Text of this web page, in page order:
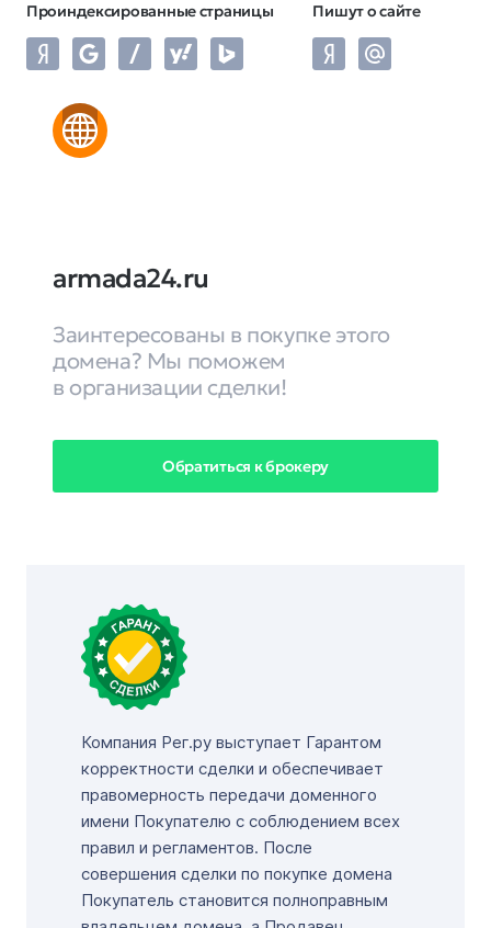
Проиндексированные страницы Пишут о сайте
armada24.ru
Заинтересованы в покупке этого
домена? Мы поможем
в организации сделки!
Обратиться к брокеру
Компания Рег.ру выступает Гарантом
корректности сделки и обеспечивает
правомерность передачи доменного
имени Покупателю с соблюдением всех
правил и регламентов. После
совершения сделки по покупке домена
Покупатель становится полноправным